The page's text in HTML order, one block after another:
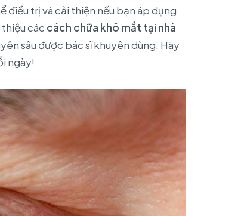
điều trị và cải thiện nếu bạn áp dụng
các cách chữa khô mắt tại nhà
sâu được bác sĩ khuyên dùng. Hãy
ngày!